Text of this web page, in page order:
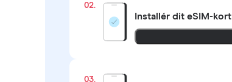
02.
Installér dit eSIM-kort
03.